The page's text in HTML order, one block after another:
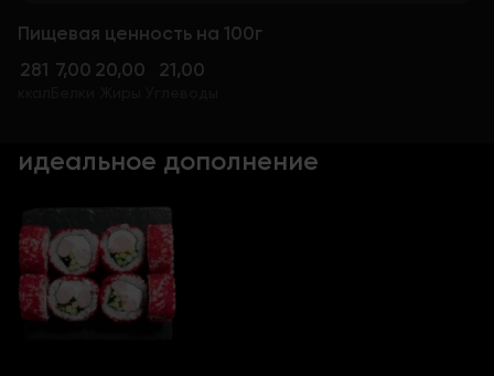
Пищевая ценность на 100г
281 7,00 20,00 21,00
идеальное дополнение